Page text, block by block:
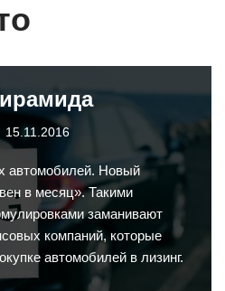
15.11.2016
автомобилей. Новый
в месяц». Такими
заманивают
компаний, которые
автомобилей в лизинг.